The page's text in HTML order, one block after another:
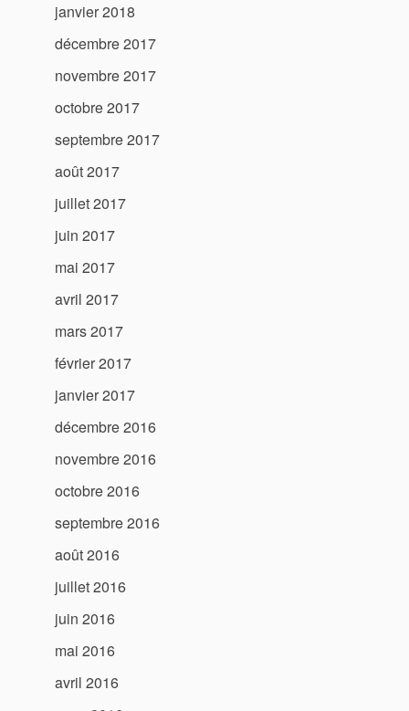
janvier 2018
décembre 2017
novembre 2017
octobre 2017
septembre 2017
août 2017
juillet 2017
juin 2017
mai 2017
avril 2017
mars 2017
février 2017
janvier 2017
décembre 2016
novembre 2016
octobre 2016
septembre 2016
août 2016
juillet 2016
juin 2016
mai 2016
avril 2016